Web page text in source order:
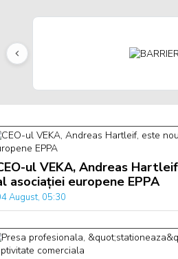
ul VEKA, Andreas
asociației europene EPPA
August, 05:30